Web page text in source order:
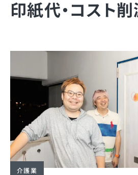
印紙代・コスト
介護業